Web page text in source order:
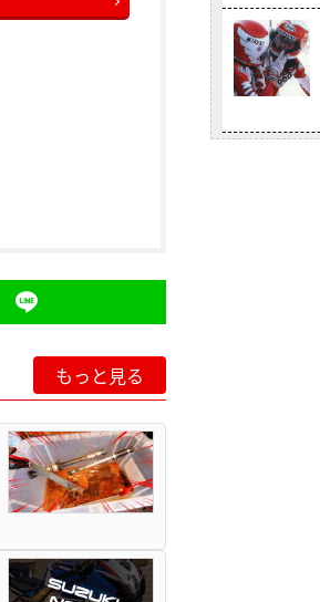
もっと見る